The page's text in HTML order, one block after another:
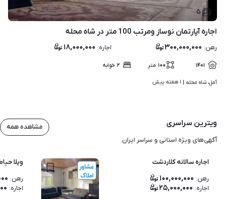
۵
اجاره آپارتمان نوساز ومرتب 100 متر در شاه محله
رهن: ۳۰۰,۰۰۰,۰۰۰ اجاره: ۱۸,۰۰۰,۰۰۰
۱۴۰۱ ۱۰۰ متر ۲ خوابه
آمل، شاه محله | ۱ هفته پیش
ویترین سراسری
آگهی‌های ویژه استانی و سراسر ایران.
مشاهده همه
اجاره سالانه کلاردشت
رهن: ۱۰۰,۰۰۰,۰۰۰
اجاره: ۲۵,۰۰۰,۰۰۰
ویلا
رهن:
اجاره: